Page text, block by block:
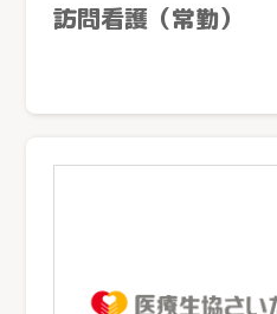
訪問看護（常勤）